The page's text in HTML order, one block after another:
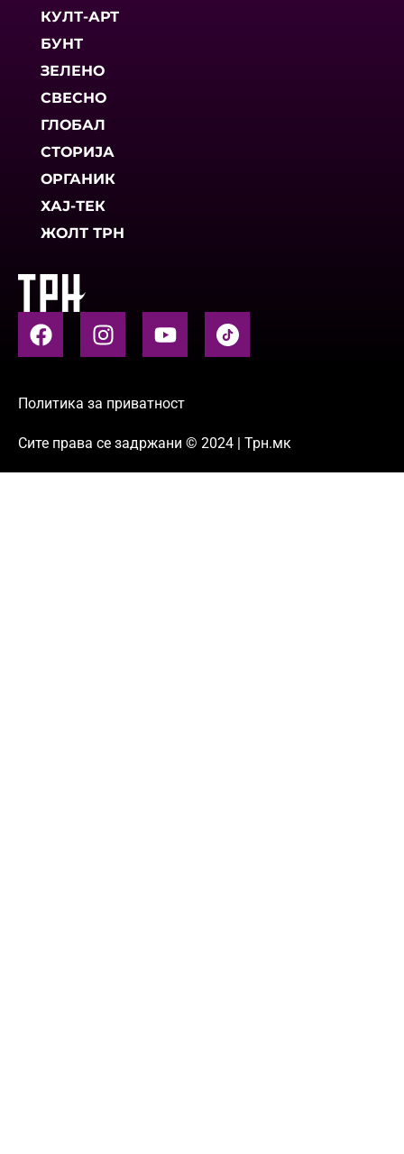
КУЛТ-АРТ
БУНТ
ЗЕЛЕНО
СВЕСНО
ГЛОБАЛ
СТОРИЈА
ОРГАНИК
ХАЈ-ТЕК
ЖОЛТ ТРН
Политика за приватност
Сите права се задржани © 2024 | Трн.мк